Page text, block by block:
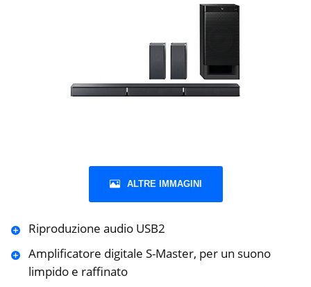
ALTRE IMMAGINI
Riproduzione audio USB2
Amplificatore digitale S-Master, per un suono
limpido e raffinato